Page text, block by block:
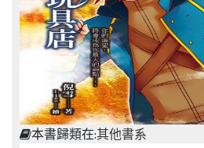
本書歸類在:其他書系